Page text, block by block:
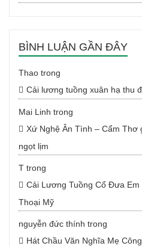
BÌNH LUẬN GẦN ĐÂY
Thao trong
Cải lương tuồng xuân hạ thu
Mai Linh trong
Xứ Nghệ Ân Tình – Cẩm Thơ
ngọt lịm
T trong
Cải Lương Tuồng Cổ Đưa
Thoại Mỹ
nguyễn đức thính trong
Hát Chầu Văn Nghĩa Mẹ